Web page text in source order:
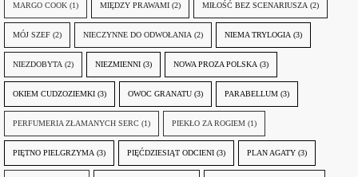
MARGO COOK (1) MIĘDZY PRAWAMI (2) MIŁOŚĆ BEZ SCENARIUSZA (2)
MÓJ SZEF (2) NIECZYNNE DO ODWOŁANIA (2) NIEMA TRYLOGIA (3)
NIEZDOBYTA (2) NIEZMIENNI (3) NOWA PROZA POLSKA (3)
OKIEM CUDZOZIEMKI (3) OWOC GRANATU (3) PARABELLUM (3)
PERFUMERIA ZŁAMANYCH SERC (1) PIEKŁO ZA ROGIEM (1)
PIĘTNO PIELGRZYMA (3) PIĘĆDZIESIĄT ODCIENI (3) PLAN AGATY (3)